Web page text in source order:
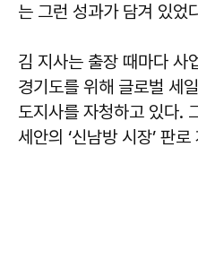
는 그런 성과가 담겨 있었
김 지사는 출장 때마다 사
경기도를 위해 글로벌 세
도지사를 자청하고 있다.
세안의 ‘신남방 시장’ 판